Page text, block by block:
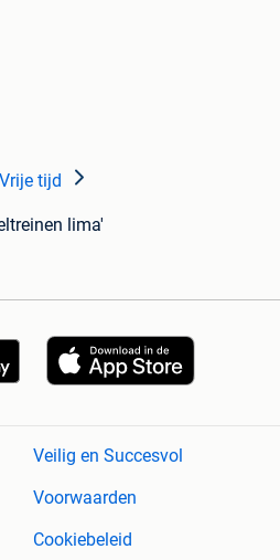
tijd
lima'
Veilig en Succesvol
Voorwaarden
Cookiebeleid